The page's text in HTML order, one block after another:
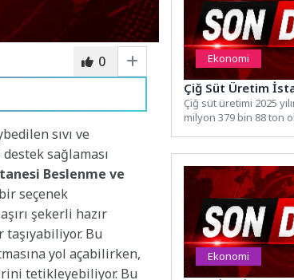
0
sıvı ve
sağlaması
Beslenme ve
seçenek
şekerli hazır
taşıyabiliyor. Bu
yol açabilirken,
tetikleyebiliyor. Bu
Ekonomi
Çiğ Süt Üretim
Çiğ süt üretimi 2025
milyon 379 bin 88 ton
Ekonomi